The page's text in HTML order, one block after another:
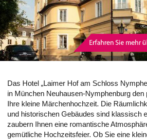
Das Hotel „Laimer Hof am Schloss
in München Neuhausen-Nymphenburg den
Ihre kleine Märchenhochzeit. Die
und historischen Gebäudes sind klassisch
zaubern Ihnen eine romantische
gemütliche Hochzeitsfeier. Ob Sie eine